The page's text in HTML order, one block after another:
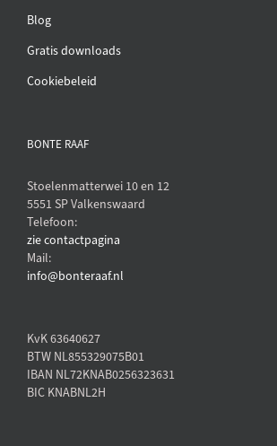
Blog
Gratis downloads
Cookiebeleid
BONTE RAAF
Stoelenmatterwei 10 en 12
5551 SP Valkenswaard
Telefoon:
zie contactpagina
Mail:
info@bonteraaf.nl
KvK 63640627
BTW NL855329075B01
IBAN NL72KNAB0256323631
BIC KNABNL2H